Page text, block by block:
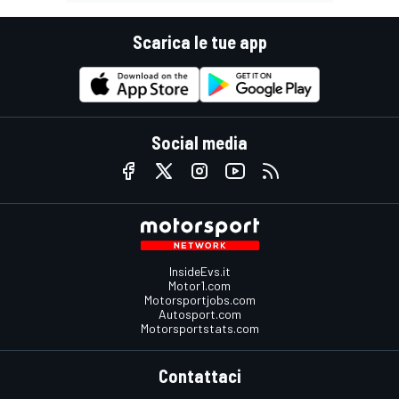
Scarica le tue app
Social media
InsideEvs.it
Motor1.com
Motorsportjobs.com
Autosport.com
Motorsportstats.com
Contattaci